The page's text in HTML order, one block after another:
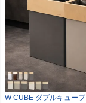
W CUBE ダブルキュー